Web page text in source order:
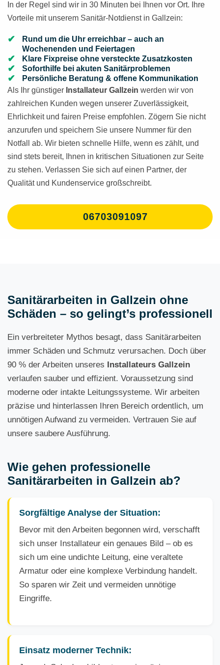
In der Regel sind wir in 30 Minuten bei Ihnen vor Ort. Ihre
Vorteile mit unserem Sanitär-Notdienst in Gallzein:
Rund um die Uhr erreichbar – auch an
Wochenenden und Feiertagen
Klare Fixpreise ohne versteckte Zusatzkosten
Soforthilfe bei akuten Sanitärproblemen
Persönliche Beratung & offene Kommunikation
Als Ihr günstiger Installateur Gallzein werden wir von
zahlreichen Kunden wegen unserer Zuverlässigkeit,
Ehrlichkeit und fairen Preise empfohlen. Zögern Sie nicht
anzurufen und speichern Sie unsere Nummer für den
Notfall ab. Wir bieten schnelle Hilfe, wenn es zählt, und
sind stets bereit, Ihnen in kritischen Situationen zur Seite
zu stehen. Verlassen Sie sich auf einen Partner, der
Qualität und Kundenservice großschreibt.
06703091097
Sanitärarbeiten in Gallzein ohne
Schäden – so gelingt’s professionell
Ein verbreiteter Mythos besagt, dass Sanitärarbeiten
immer Schäden und Schmutz verursachen. Doch über
90 % der Arbeiten unseres Installateurs Gallzein
verlaufen sauber und effizient. Voraussetzung sind
moderne oder intakte Leitungssysteme. Wir arbeiten
präzise und hinterlassen Ihren Bereich ordentlich, um
unnötigen Aufwand zu vermeiden. Vertrauen Sie auf
unsere saubere Ausführung.
Wie gehen professionelle
Sanitärarbeiten in Gallzein ab?
Sorgfältige Analyse der Situation:
Bevor mit den Arbeiten begonnen wird, verschafft
sich unser Installateur ein genaues Bild – ob es
sich um eine undichte Leitung, eine veraltete
Armatur oder eine komplexe Verbindung handelt.
So sparen wir Zeit und vermeiden unnötige
Eingriffe.
Einsatz moderner Technik: